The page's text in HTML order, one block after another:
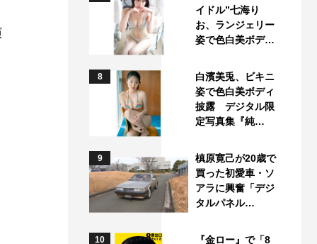
イドル”七海り
お、ランジェリー
姿で色白美ボデ…
8
白濱美兎、ビキニ
姿で色白美ボディ
披露 デジタル限
定写真集『純…
9
槙原寛己が20歳で
買った初愛車・ソ
アラに興奮「デジ
タルパネル…
10
『金ロー』で「8